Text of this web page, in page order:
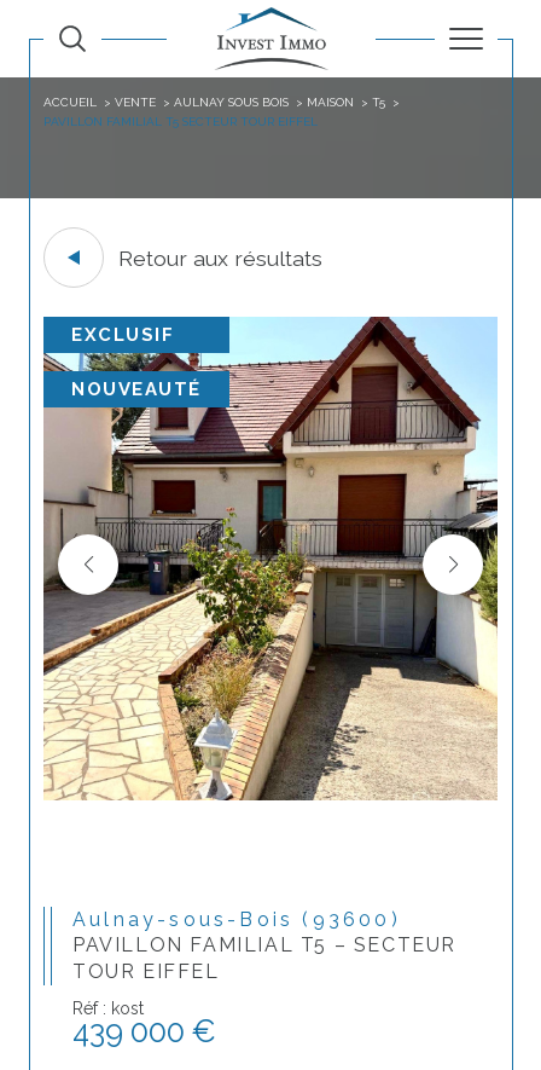
ACCUEIL VENTE AULNAY SOUS BOIS MAISON
T5
PAVILLON FAMILIAL T5 SECTEUR TOUR EIFFEL
Retour aux résultats
EXCLUSIF
NOUVEAUTÉ
Aulnay-sous-Bois (93600)
PAVILLON FAMILIAL T5 – SECTEUR
TOUR EIFFEL
Réf : kost
439 000 €